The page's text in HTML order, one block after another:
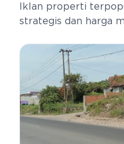
Iklan properti
strategis dan harga